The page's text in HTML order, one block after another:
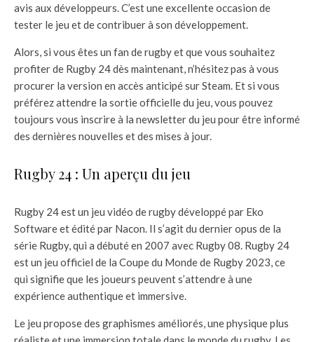
avis aux développeurs. C’est une excellente occasion de
tester le jeu et de contribuer à son développement.
Alors, si vous êtes un fan de rugby et que vous souhaitez
profiter de Rugby 24 dès maintenant, n’hésitez pas à vous
procurer la version en accès anticipé sur Steam. Et si vous
préférez attendre la sortie officielle du jeu, vous pouvez
toujours vous inscrire à la newsletter du jeu pour être informé
des dernières nouvelles et des mises à jour.
Rugby 24 : Un aperçu du jeu
Rugby 24 est un jeu vidéo de rugby développé par Eko
Software et édité par Nacon. Il s’agit du dernier opus de la
série Rugby, qui a débuté en 2007 avec Rugby 08. Rugby 24
est un jeu officiel de la Coupe du Monde de Rugby 2023, ce
qui signifie que les joueurs peuvent s’attendre à une
expérience authentique et immersive.
Le jeu propose des graphismes améliorés, une physique plus